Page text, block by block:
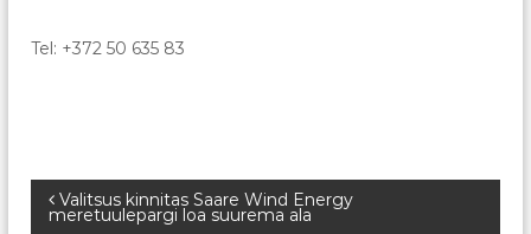
Tel: +372 50 635 83
NValitsus kinnitas Saare Wind Energy
meretuulepargi loa suurema ala